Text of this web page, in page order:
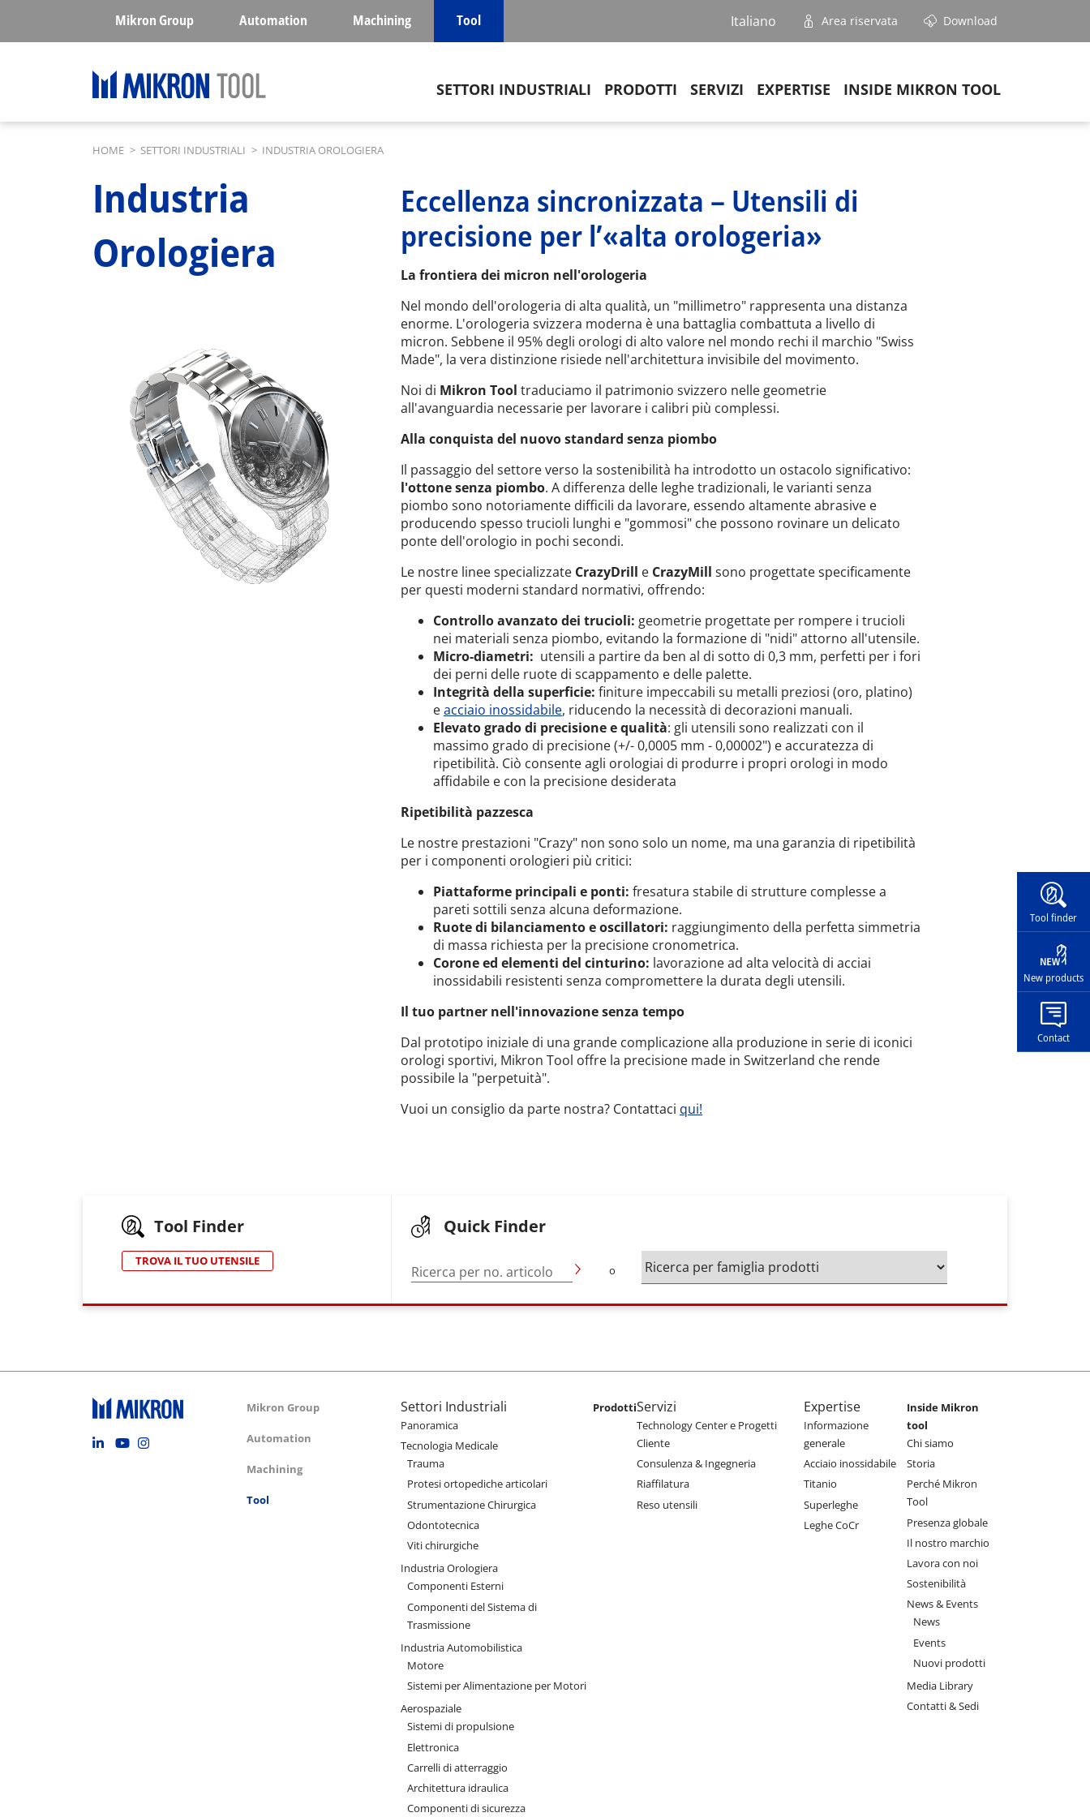
Tool finder
New products
Contact
Mikron Group Automation Machining Tool Italiano Area riservata Download
Main navigation
SETTORI INDUSTRIALI PRODOTTI SERVIZI EXPERTISE INSIDE MIKRON TOOL
Breadcrumb
HOME > SETTORI INDUSTRIALI > INDUSTRIA OROLOGIERA
Industria
Orologiera
Eccellenza sincronizzata – Utensili di
precisione per l’«alta orologeria»
La frontiera dei micron nell'orologeria
Nel mondo dell'orologeria di alta qualità, un "millimetro" rappresenta una distanza
enorme. L'orologeria svizzera moderna è una battaglia combattuta a livello di
micron. Sebbene il 95% degli orologi di alto valore nel mondo rechi il marchio "Swiss
Made", la vera distinzione risiede nell'architettura invisibile del movimento.
Noi di Mikron Tool traduciamo il patrimonio svizzero nelle geometrie
all'avanguardia necessarie per lavorare i calibri più complessi.
Alla conquista del nuovo standard senza piombo
Il passaggio del settore verso la sostenibilità ha introdotto un ostacolo significativo:
l'ottone senza piombo. A differenza delle leghe tradizionali, le varianti senza
piombo sono notoriamente difficili da lavorare, essendo altamente abrasive e
producendo spesso trucioli lunghi e "gommosi" che possono rovinare un delicato
ponte dell'orologio in pochi secondi.
Le nostre linee specializzate CrazyDrill e CrazyMill sono progettate specificamente
per questi moderni standard normativi, offrendo:
Controllo avanzato dei trucioli: geometrie progettate per rompere i trucioli
nei materiali senza piombo, evitando la formazione di "nidi" attorno all'utensile.
Micro-diametri: utensili a partire da ben al di sotto di 0,3 mm, perfetti per i fori
dei perni delle ruote di scappamento e delle palette.
Integrità della superficie: finiture impeccabili su metalli preziosi (oro, platino)
eacciaio inossidabile, riducendo la necessità di decorazioni manuali.
Elevato grado di precisione e qualità: gli utensili sono realizzati con il
massimo grado di precisione (+/- 0,0005 mm - 0,00002") e accuratezza di
ripetibilità. Ciò consente agli orologiai di produrre i propri orologi in modo
affidabile e con la precisione desiderata
Ripetibilità pazzesca
Le nostre prestazioni "Crazy" non sono solo un nome, ma una garanzia di ripetibilità
per i componenti orologieri più critici:
Piattaforme principali e ponti: fresatura stabile di strutture complesse a
pareti sottili senza alcuna deformazione.
Ruote di bilanciamento e oscillatori: raggiungimento della perfetta simmetria
di massa richiesta per la precisione cronometrica.
Corone ed elementi del cinturino: lavorazione ad alta velocità di acciai
inossidabili resistenti senza compromettere la durata degli utensili.
Il tuo partner nell'innovazione senza tempo
Dal prototipo iniziale di una grande complicazione alla produzione in serie di iconici
orologi sportivi, Mikron Tool offre la precisione made in Switzerland che rende
possibile la "perpetuità".
Vuoi un consiglio da parte nostra? Contattaci qui!
Tool Finder
TROVA IL TUO UTENSILE
Quick Finder
Ricerca per no. articolo o
Footer social
Group menu
Mikron Group
Automation
Machining
Tool
Main navigation
Settori Industriali
Panoramica
Tecnologia Medicale
Trauma
Protesi ortopediche articolari
Strumentazione Chirurgica
Odontotecnica
Viti chirurgiche
Industria Orologiera
Componenti Esterni
Componenti del Sistema di
Trasmissione
Industria Automobilistica
Motore
Sistemi per Alimentazione per Motori
Aerospaziale
Sistemi di propulsione
Elettronica
Carrelli di atterraggio
Architettura idraulica
Componenti di sicurezza
ProdottiServizi
Technology Center e Progetti
Cliente
Consulenza & Ingegneria
Riaffilatura
Reso utensili
Expertise
Informazione
generale
Acciaio inossidabile
Titanio
Superleghe
Leghe CoCr
Inside Mikron
tool
Chi siamo
Storia
Perché Mikron
Tool
Presenza globale
Il nostro marchio
Lavora con noi
Sostenibilità
News & Events
News
Events
Nuovi prodotti
Media Library
Contatti & Sedi